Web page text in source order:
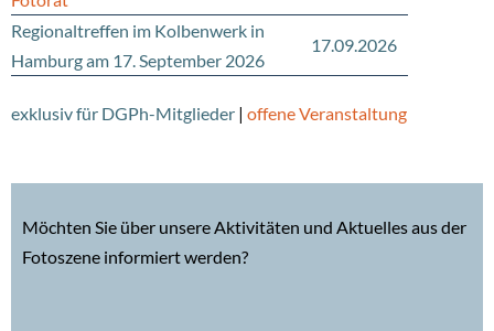
Regionaltreffen im Kolbenwerk in
Hamburg am 17. September 2026
17.09.2026
exklusiv für DGPh-Mitglieder | offene Veranstaltung
Möchten Sie über unsere Aktivitäten und Aktuelles aus der
Fotoszene informiert werden?